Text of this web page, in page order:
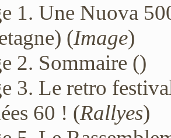
1. Une Nuova
(Image)
2. Sommaire ()
3. Le retro
60 ! (Rallyes)